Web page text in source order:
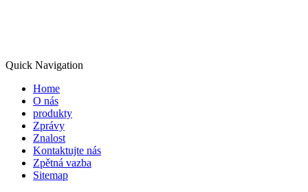
Quick Navigation
Home
O nás
produkty
Zprávy
Znalost
Kontaktujte nás
Zpětná vazba
Sitemap